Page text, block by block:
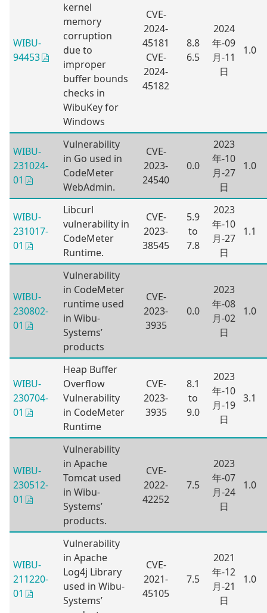
WIBU-
94453
kernel
memory
corruption
due to
improper
buffer bounds
checks in
WibuKey for
Windows
CVE-
2024-
45181
CVE-
2024-
45182
8.8
6.5
2024
年-09
月-11
日
1.0
WIBU-
231024-
01
Vulnerability
in Go used in
CodeMeter
WebAdmin.
CVE-
2023-
24540
0.0
2023
年-10
月-27
日
1.0
WIBU-
231017-
01
Libcurl
vulnerability in
CodeMeter
Runtime.
CVE-
2023-
38545
5.9
to
7.8
2023
年-10
月-27
日
1.1
WIBU-
230802-
01
Vulnerability
in CodeMeter
runtime used
in Wibu-
Systems’
products
CVE-
2023-
3935
0.0
2023
年-08
月-02
日
1.0
WIBU-
230704-
01
Heap Buffer
Overflow
Vulnerability
in CodeMeter
Runtime
CVE-
2023-
3935
8.1
to
9.0
2023
年-10
月-19
日
3.1
WIBU-
230512-
01
Vulnerability
in Apache
Tomcat used
in Wibu-
Systems’
products.
CVE-
2022-
42252
7.5
2023
年-07
月-24
日
1.0
WIBU-
211220-
01
Vulnerability
in Apache
Log4j Library
used in Wibu-
Systems’
CVE-
2021-
45105
7.5
2021
年-12
月-21
日
1.0